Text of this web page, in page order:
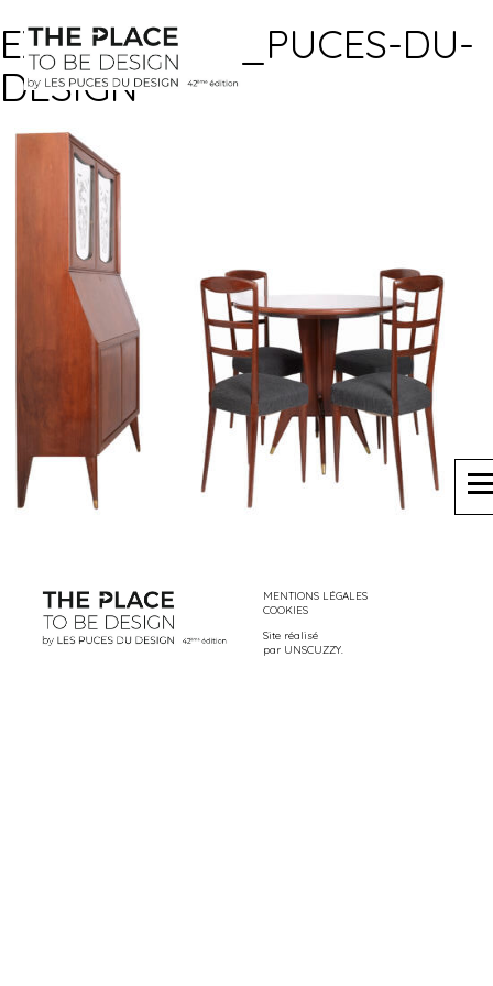
EXPO-G.Ponti_PUCES-DU-
DESIGN
MENTIONS LÉGALES
COOKIES
Site réalisé
par UNSCUZZY